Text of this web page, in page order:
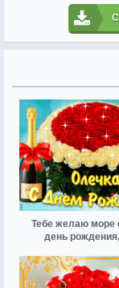
Тебе желаю море
день